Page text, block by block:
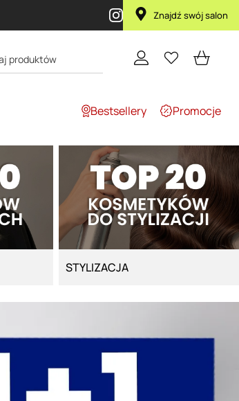
Przy zakupie produktu Artego Maska Lola za 1 żł
Znajdź swój salon
Bestsellery Promocje
STYLIZACJA